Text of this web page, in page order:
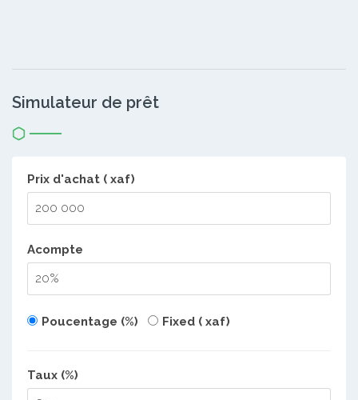
Simulateur de prêt
Prix d'achat ( xaf)
Acompte
Poucentage (%) Fixed ( xaf)
Taux (%)